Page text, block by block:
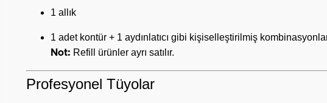
1 allık
1 adet kontür + 1 aydınlatıcı gibi kişiselleştirilmiş
Not: Refill ürünler ayrı satılır.
Profesyonel Tüyolar